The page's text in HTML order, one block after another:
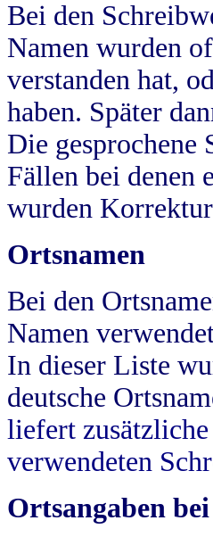
Bei den
Namen wurden
verstanden hat,
haben. Später
Die
Fällen bei denen
wurden
Ortsnamen
Bei den
Namen
In dieser Liste
deutsche
liefert
verwendeten
Ortsangaben